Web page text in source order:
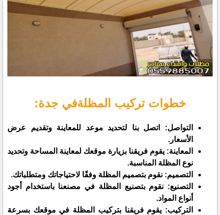
خطوات تركيب المظلةفي جدة:
التواصل: اتصل بنا لتحديد موعد للمعاينة وتقديم عرض
الأسعار.
المعاينة: يقوم فريقنا بزيارة موقعك لمعاينة المساحة وتحديد
نوع المظلة المناسبة.
التصميم: نقوم بتصميم المظلة وفقًا لاحتياجاتك ومتطلباتك.
التصنيع: نقوم بتصنيع المظلة في مصنعنا باستخدام أجود
أنواع المواد.
التركيب: يقوم فريقنا بتركيب المظلة في موقعك بسرعة